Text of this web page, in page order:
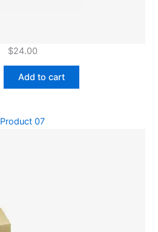
$24.00
Add to cart
Product 07